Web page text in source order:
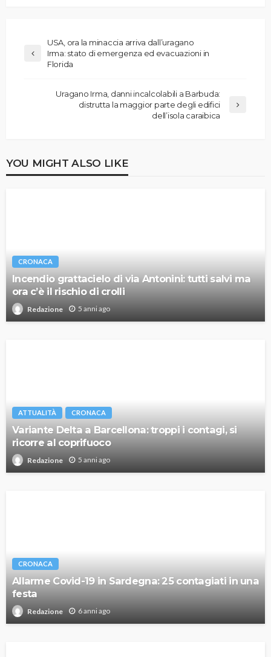
USA, ora la minaccia arriva dall’uragano
Irma: stato di emergenza ed evacuazioni in
Florida
Uragano Irma, danni incalcolabili a Barbuda:
distrutta la maggior parte degli edifici
dell’isola caraibica
YOU MIGHT ALSO LIKE
CRONACA
Incendio grattacielo di via Antonini: tutti salvi ma
ora c’è il rischio di crolli
Redazione 5 anni ago
ATTUALITÀ CRONACA
Variante Delta a Barcellona: troppi i contagi, si
ricorre al coprifuoco
Redazione 5 anni ago
CRONACA
Allarme Covid-19 in Sardegna: 25 contagiati in una
festa
Redazione 6 anni ago